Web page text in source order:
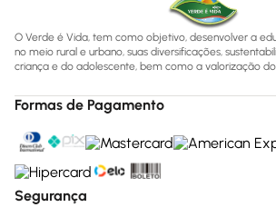
O Verde é Vida, tem como objetivo, desenvolver a
no meio rural e urbano, suas diversificações,
criança e do adolescente, bem como a valorização
Formas de Pagamento
Segurança